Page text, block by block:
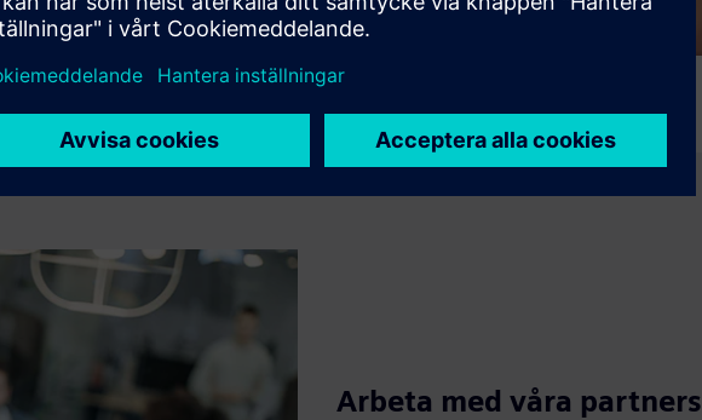
Arbeta med våra partners